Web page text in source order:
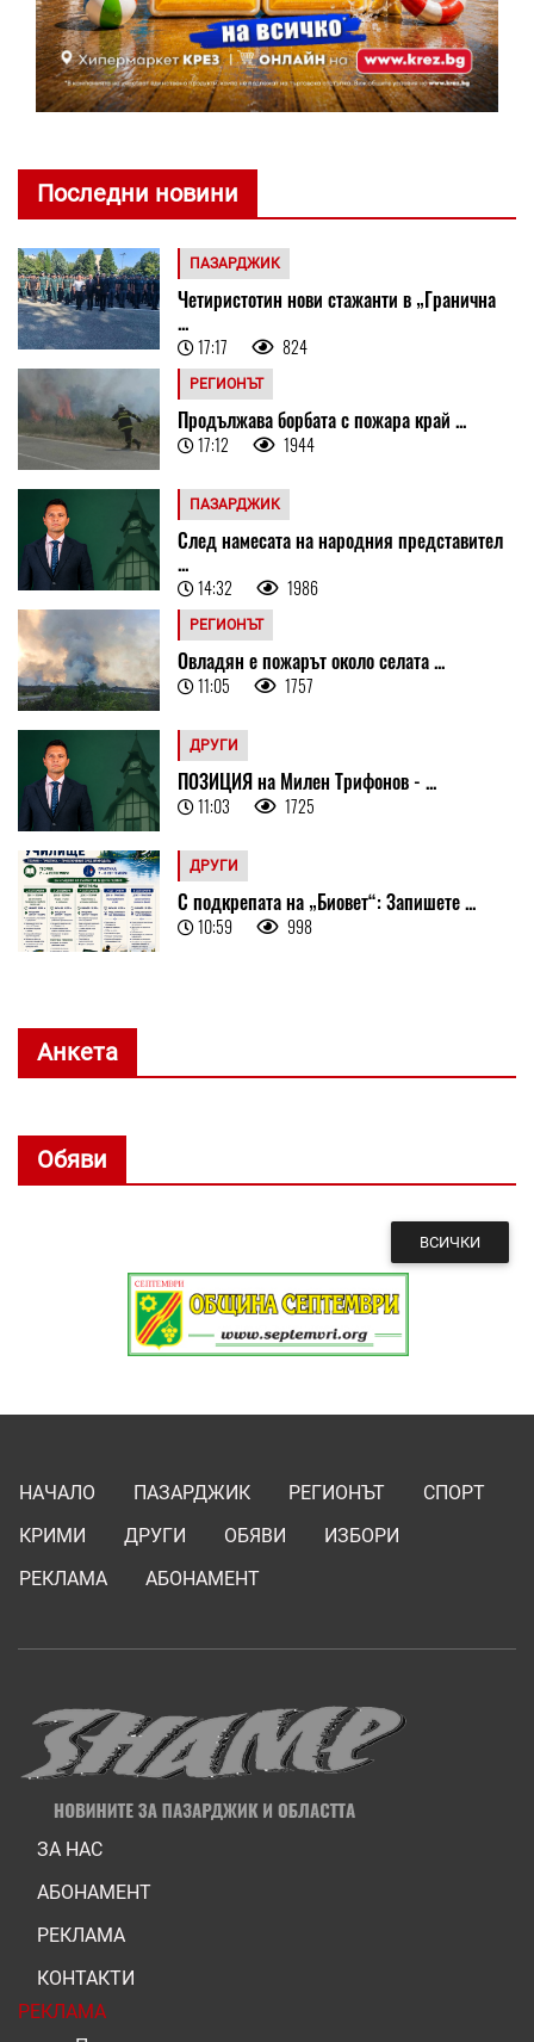
Последни новини
ПАЗАРДЖИК
Четиристотин нови стажанти в „Гранична
...
17:17 824
РЕГИОНЪТ
Продължава борбата с пожара край ...
17:12 1944
ПАЗАРДЖИК
След намесата на народния представител
...
14:32 1986
РЕГИОНЪТ
Овладян е пожарът около селата ...
11:05 1757
ДРУГИ
ПОЗИЦИЯ на Милен Трифонов - ...
11:03 1725
ДРУГИ
С подкрепата на „Биовет“: Запишете ...
10:59 998
Анкета
Обяви
ВСИЧКИ
НАЧАЛО ПАЗАРДЖИК РЕГИОНЪТ
СПОРТ
КРИМИ
ДРУГИ ОБЯВИ
ИЗБОРИ
РЕКЛАМА
АБОНАМЕНТ
ЗА НАС
АБОНАМЕНТ
РЕКЛАМА
КОНТАКТИ
РЕКЛАМА